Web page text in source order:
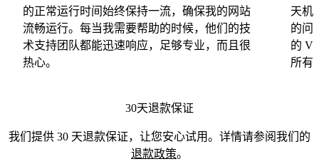
的正常运行时间始终保持一流，确保我的网站
流畅运行。每当我需要帮助的时候，他们的技
术支持团队都能迅速响应，足够专业，而且很
热心。
天机
的问
的
所有
30天退款保证
我们提供 30 天退款保证，让您安心试用。详情请参阅我们的
退款政策。